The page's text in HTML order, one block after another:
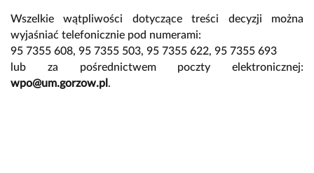
Wszelkie wątpliwości dotyczące treści decyzji można
wyjaśniać telefonicznie pod numerami:
95 7355 608, 95 7355 503, 95 7355 622, 95 7355 693
lub za pośrednictwem poczty elektronicznej:
wpo@um.gorzow.pl .